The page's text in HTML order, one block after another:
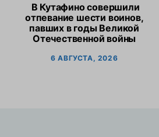
В Кутафино совершили
отпевание шести воинов,
павших в годы Великой
Отечественной войны
6 АВГУСТА, 2026